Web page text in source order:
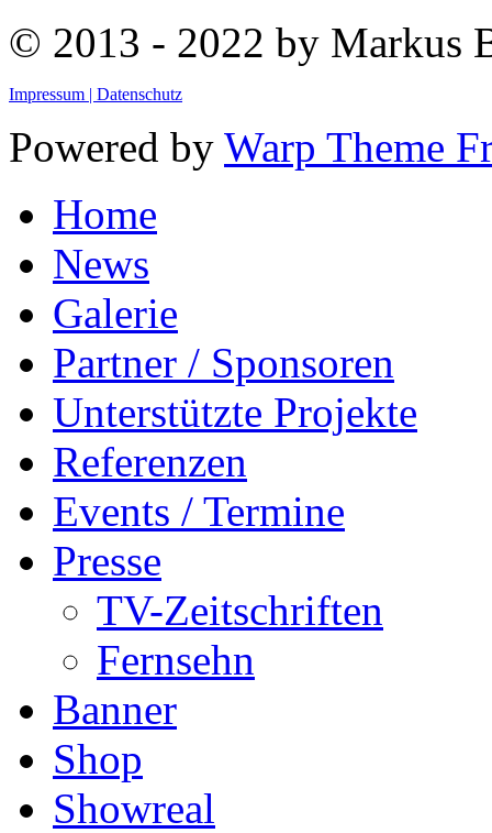
© 2013 - 2022 by Markus
Impressum | Datenschutz
Powered by Warp Theme
Home
News
Galerie
Partner / Sponsoren
Unterstützte Projekte
Referenzen
Events / Termine
Presse
TV-Zeitschriften
Fernsehn
Banner
Shop
Showreal